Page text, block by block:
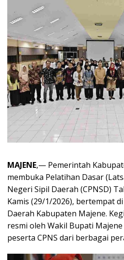
MAJENE,— Pemerintah
membuka Pelatihan Dasar
Negeri Sipil Daerah (CPNSD)
Kamis (29/1/2026), bertempat
Daerah Kabupaten Majene.
resmi oleh Wakil Bupati
peserta CPNS dari berbagai